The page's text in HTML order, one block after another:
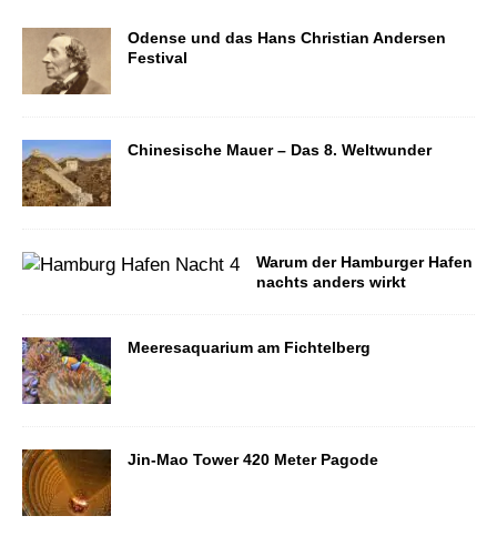
Odense und das Hans Christian Andersen
Festival
Chinesische Mauer – Das 8. Weltwunder
Warum der Hamburger Hafen
nachts anders wirkt
Meeresaquarium am Fichtelberg
Jin-Mao Tower 420 Meter Pagode